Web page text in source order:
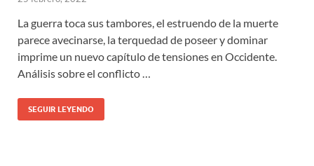
La guerra toca sus tambores, el estruendo de la muerte
parece avecinarse, la terquedad de poseer y dominar
imprime un nuevo capítulo de tensiones en Occidente.
Análisis sobre el conflicto …
SEGUIR LEYENDO